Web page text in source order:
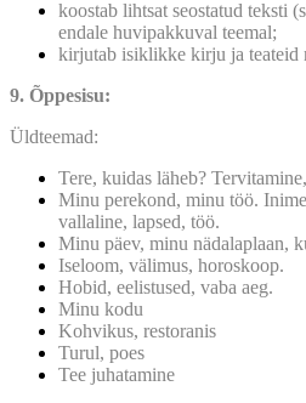
koostab lihtsat seostatud teksti
endale huvipakkuval teemal;
kirjutab isiklikke kirju ja teateid
9. Õppesisu:
Üldteemad:
Tere, kuidas läheb?
Minu perekond, minu töö.
vallaline, lapsed, töö.
Minu päev, minu nädalaplaan,
Iseloom, välimus, horoskoop.
Hobid, eelistused, vaba aeg.
Minu kodu
Kohvikus, restoranis
Turul, poes
Tee juhatamine